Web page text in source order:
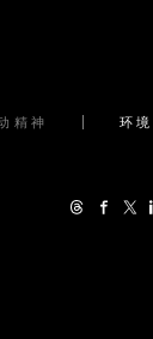
精神 环境